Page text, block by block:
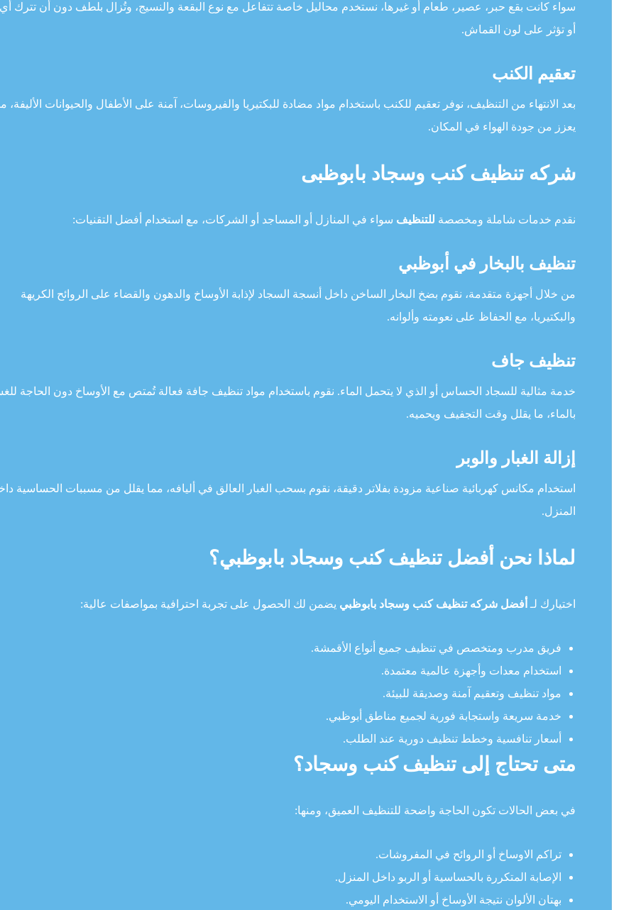
سواء كانت بقع حبر، عصير، طعام أو غيرها، نستخدم محاليل خاصة تتفاعل مع نوع البقعة والنسيج، وتُزال بلطف دون أن تترك أي
أو تؤثر على لون القماش.
تعقيم الكنب
بعد الانتهاء من التنظيف، نوفر تعقيم للكنب باستخدام مواد مضادة للبكتيريا والفيروسات، آمنة على الأطفال والحيوانات الأليفة،
يعزز من جودة الهواء في المكان.
شركه تنظيف كنب وسجاد بابوظبى
نقدم خدمات شاملة ومخصصة للتنظيف سواء في المنازل أو المساجد أو الشركات، مع استخدام أفضل التقنيات:
تنظيف بالبخار في أبوظبي
من خلال أجهزة متقدمة، نقوم بضخ البخار الساخن داخل أنسجة السجاد لإذابة الأوساخ والدهون والقضاء على الروائح الكريهة
والبكتيريا، مع الحفاظ على نعومته وألوانه.
تنظيف جاف
خدمة مثالية للسجاد الحساس أو الذي لا يتحمل الماء. نقوم باستخدام مواد تنظيف جافة فعالة تُمتص مع الأوساخ دون الحاجة
بالماء، ما يقلل وقت التجفيف ويحميه.
إزالة الغبار والوبر
استخدام مكانس كهربائية صناعية مزودة بفلاتر دقيقة، نقوم بسحب الغبار العالق في أليافه، مما يقلل من مسببات الحساسية
المنزل.
لماذا نحن أفضل تنظيف كنب وسجاد بابوظبي؟
اختيارك لـ أفضل شركه تنظيف كنب وسجاد بابوظبي يضمن لك الحصول على تجربة احترافية بمواصفات عالية:
فريق مدرب ومتخصص في تنظيف جميع أنواع الأقمشة.
استخدام معدات وأجهزة عالمية معتمدة.
مواد تنظيف وتعقيم آمنة وصديقة للبيئة.
خدمة سريعة واستجابة فورية لجميع مناطق أبوظبي.
أسعار تنافسية وخطط تنظيف دورية عند الطلب.
متى تحتاج إلى تنظيف كنب وسجاد؟
في بعض الحالات تكون الحاجة واضحة للتنظيف العميق، ومنها:
تراكم الاوساخ أو الروائح في المفروشات.
الإصابة المتكررة بالحساسية أو الربو داخل المنزل.
بهتان الألوان نتيجة الأوساخ أو الاستخدام اليومي.